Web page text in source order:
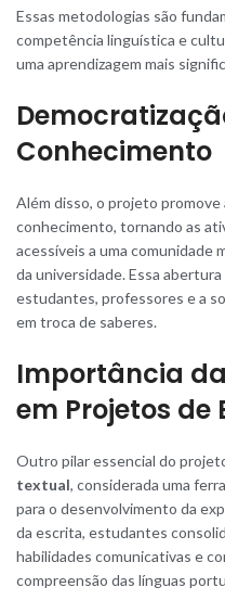
Essas metodologias são
competência linguística e
uma aprendizagem mais
Conhecimento
Além disso, o projeto promove
conhecimento, tornando as
acessíveis a uma comunidade
da universidade. Essa
estudantes, professores e a
em troca de saberes.
Importância
em Projetos de
Outro pilar essencial do
textual, considerada uma
para o desenvolvimento da
da escrita, estudantes
habilidades comunicativas e
compreensão das línguas